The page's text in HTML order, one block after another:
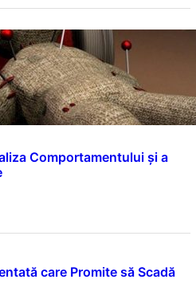
Comportamentului și a
care Promite să Scadă